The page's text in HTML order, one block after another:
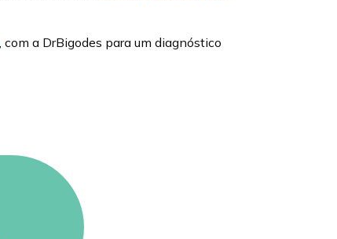
, com a DrBigodes para um diagnóstico